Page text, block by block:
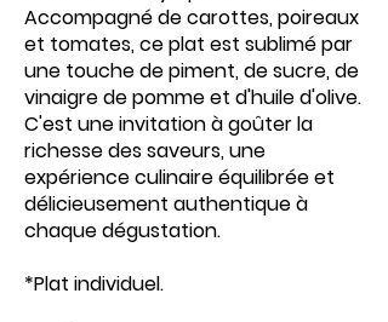
Accompagné de carottes, poireaux
et tomates, ce plat est sublimé par
une touche de piment, de sucre, de
vinaigre de pomme et d'huile d'olive.
C'est une invitation à goûter la
richesse des saveurs, une
expérience culinaire équilibrée et
délicieusement authentique à
chaque dégustation.
*Plat individuel.